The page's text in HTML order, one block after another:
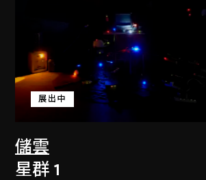
儲雲
展出中
星群 1